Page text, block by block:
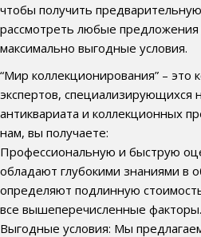
чтобы получить
рассмотреть любые
максимально выгодные условия.
“Мир коллекционирования” – это
экспертов, специализирующихся
антиквариата и коллекционных
нам, вы получаете:
Профессиональную и быструю
обладают глубокими знаниями в
определяют подлинную
все вышеперечисленные факторы.
Выгодные условия: Мы